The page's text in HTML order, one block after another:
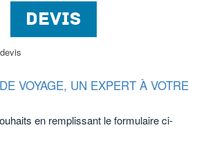
DEVIS
VOYAGE, UN EXPERT À VOTRE
en remplissant le formulaire ci-